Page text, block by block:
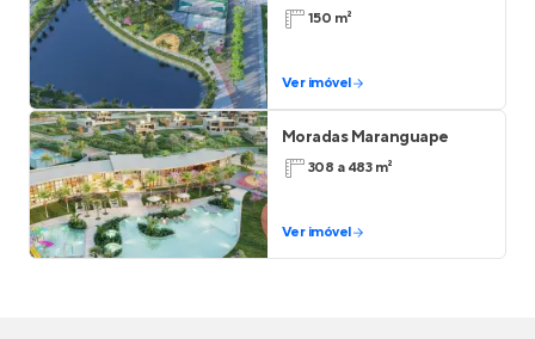
150 m²
Ver imóvel
Moradas Maranguape
308 a 483 m²
Ver imóvel